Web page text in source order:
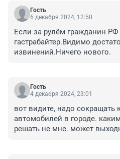
Гость
6 декабря 2024, 12:50
Если за рулём гражданин РФ
гастрабайтер.Видимо
извинений.Ничего нового.
Гость
4 декабря 2024, 23:01
вот видите, надо сокращать
автомобилей в городе.
решать не мне. может
назвать... и именно в этот